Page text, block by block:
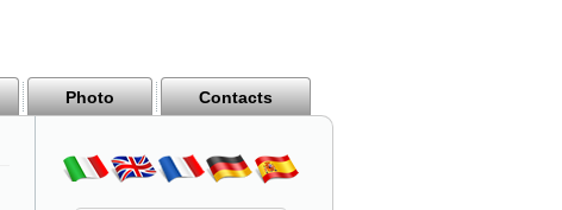
Photo Contacts